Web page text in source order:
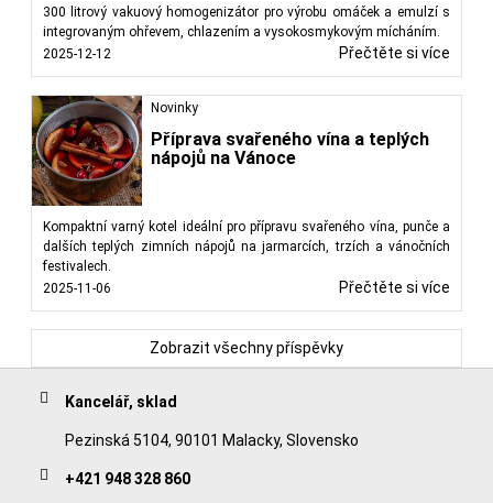
300 litrový vakuový homogenizátor pro výrobu omáček a emulzí s
integrovaným ohřevem, chlazením a vysokosmykovým mícháním.
2025-12-12
Přečtěte si více
Novinky
Příprava svařeného vína a teplých
nápojů na Vánoce
Kompaktní varný kotel ideální pro přípravu svařeného vína, punče a
dalších teplých zimních nápojů na jarmarcích, trzích a vánočních
festivalech.
2025-11-06
Přečtěte si více
Zobrazit všechny příspěvky
Kancelář, sklad
Pezinská 5104, 90101 Malacky, Slovensko
+421 948 328 860